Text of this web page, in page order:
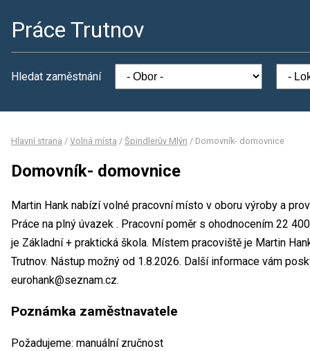
Práce Trutnov
Hledat zaměstnání
Hlavní strana / Volná místa / Špindlerův Mlýn / Domovník- domovnice
Domovník- domovnice
Martin Hank nabízí volné pracovní místo v oboru výroby a
Práce na plný úvazek . Pracovní poměr s ohodnocením 22
je Základní + praktická škola. Místem pracoviště je Martin
Trutnov. Nástup možný od 1.8.2026. Další informace vám
eurohank@seznam.cz.
Poznámka zaměstnavatele
Požadujeme: manuální zručnost